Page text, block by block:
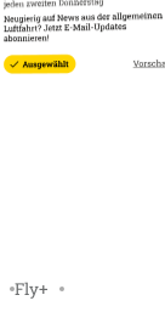
Fly+